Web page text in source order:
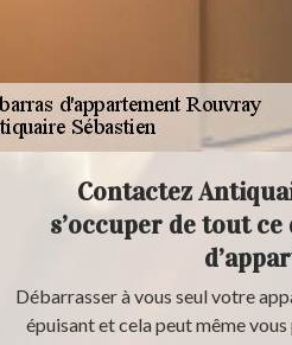
Contactez
s’occuper de tout
Débarrasser à vous seul votre
épuisant et cela peut même